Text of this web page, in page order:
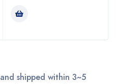
shipped within 3~5